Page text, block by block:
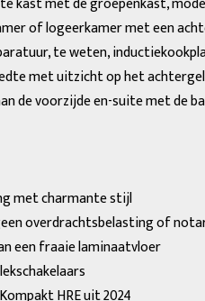
of logeerkamer met een
te weten,
met uitzicht op het
de voorzijde en-suite met de
met charmante stijl
overdrachtsbelasting of
een fraaie laminaatvloer
HRE uit 2024